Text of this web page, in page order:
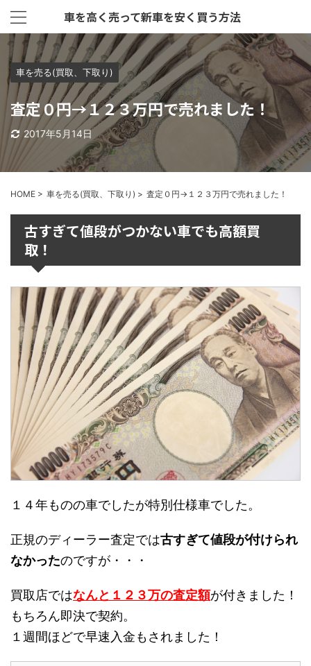
車を高く売って新車を安く買う方法
車を売る(買取、下取り)
査定０円→１２３万円で売れました！
2017年5月14日
HOME > 車を売る(買取、下取り) > 査定０円→１２３万円で売れました！
古すぎて値段がつかない車でも高額買
取！
１４年ものの車でしたが特別仕様車でした。
正規のディーラー査定では古すぎて値段が付けられ
なかったのですが・・・
買取店ではなんと１２３万の査定額が付きました！
もちろん即決で契約。
１週間ほどで早速入金もされました！